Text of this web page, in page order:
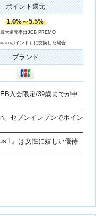
ポイント還元
1.0%～5.5%
大還元率はJCB PREMO
ポイント）に交換した場合
ブランド
入会限定/39歳までが申
、セブンイレブンでポイン
L』は女性に嬉しい優待